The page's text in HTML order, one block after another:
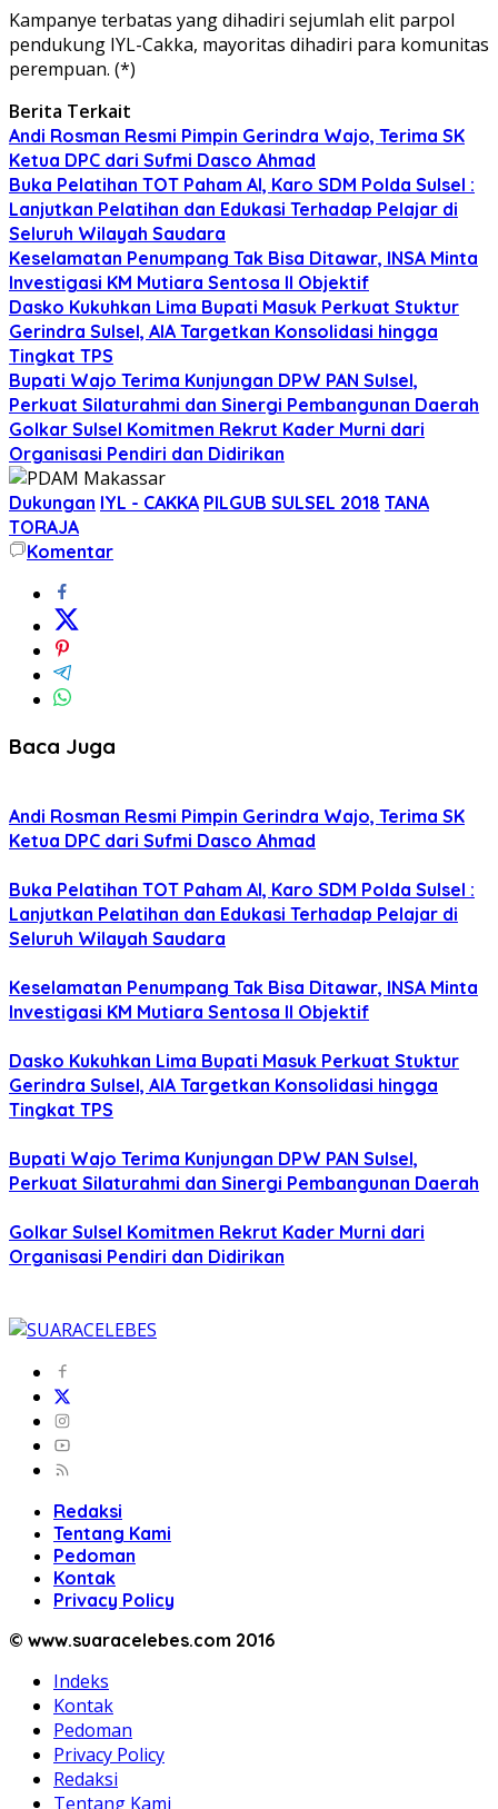
Kampanye terbatas yang dihadiri sejumlah elit parpol
pendukung IYL-Cakka, mayoritas dihadiri para komunitas
perempuan. (*)
Berita Terkait
Andi Rosman Resmi Pimpin Gerindra Wajo, Terima SK
Ketua DPC dari Sufmi Dasco Ahmad
Buka Pelatihan TOT Paham AI, Karo SDM Polda Sulsel :
Lanjutkan Pelatihan dan Edukasi Terhadap Pelajar di
Seluruh Wilayah Saudara
Keselamatan Penumpang Tak Bisa Ditawar, INSA Minta
Investigasi KM Mutiara Sentosa II Objektif
Dasko Kukuhkan Lima Bupati Masuk Perkuat Stuktur
Gerindra Sulsel, AIA Targetkan Konsolidasi hingga
Tingkat TPS
Bupati Wajo Terima Kunjungan DPW PAN Sulsel,
Perkuat Silaturahmi dan Sinergi Pembangunan Daerah
Golkar Sulsel Komitmen Rekrut Kader Murni dari
Organisasi Pendiri dan Didirikan
Dukungan IYL - CAKKA PILGUB SULSEL 2018 TANA
TORAJA
Komentar
Baca Juga
Andi Rosman Resmi Pimpin Gerindra Wajo, Terima SK
Ketua DPC dari Sufmi Dasco Ahmad
Buka Pelatihan TOT Paham AI, Karo SDM Polda Sulsel :
Lanjutkan Pelatihan dan Edukasi Terhadap Pelajar di
Seluruh Wilayah Saudara
Keselamatan Penumpang Tak Bisa Ditawar, INSA Minta
Investigasi KM Mutiara Sentosa II Objektif
Dasko Kukuhkan Lima Bupati Masuk Perkuat Stuktur
Gerindra Sulsel, AIA Targetkan Konsolidasi hingga
Tingkat TPS
Bupati Wajo Terima Kunjungan DPW PAN Sulsel,
Perkuat Silaturahmi dan Sinergi Pembangunan Daerah
Golkar Sulsel Komitmen Rekrut Kader Murni dari
Organisasi Pendiri dan Didirikan
Redaksi
Tentang Kami
Pedoman
Kontak
Privacy Policy
© www.suaracelebes.com 2016
Indeks
Kontak
Pedoman
Privacy Policy
Redaksi
Tentang Kami